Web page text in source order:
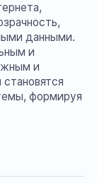
данными.
и
и
формируя